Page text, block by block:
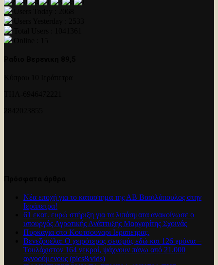
Νέα εποχή για το καταστημα της ΑΒ Βασιλόπουλος στην
Ιεράπετρα!
61 εκατ. ευρώ στήριξη για τα λιπάσματα ανακοίνωσε ο
υπουργός Αγροτικής Ανάπτυξης Μαργαρίτης Σχοινάς
Πυρκαγια στο Κουτσουναρι Ιεραπετρας.
Βενεζουέλα: Ο χειρότερος σεισμός εδώ και 126 χρόνια –
Τουλάχιστον 164 νεκροί, ψάχνουν πάνω από 21.000
αγνοούμενους (pics&vids)